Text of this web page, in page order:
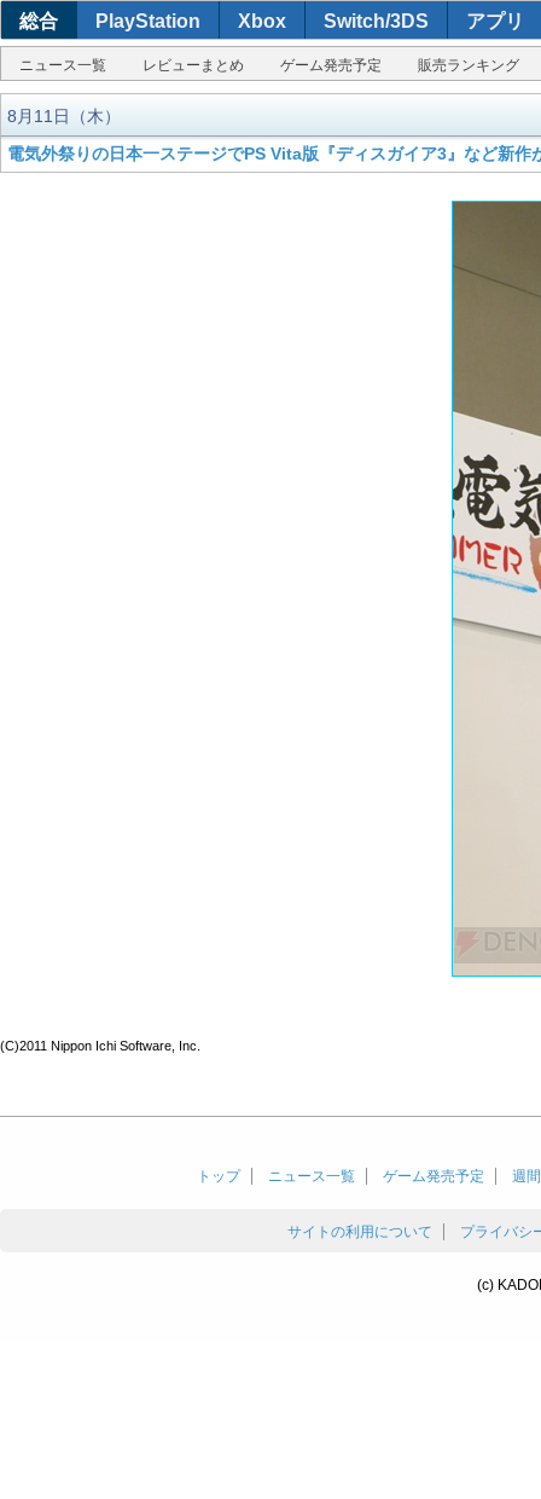
総合 PlayStation Xbox Switch/3DS アプリ
ニュース一覧 レビューまとめ ゲーム発売予定 販売ランキング
8月11日（木）
電気外祭りの日本一ステージでPS Vita版『ディスガイア3』など新作
(C)2011 Nippon Ichi Software, Inc.
トップ ニュース一覧 ゲーム発売予定 週
サイトの利用について プライバシ
(c)